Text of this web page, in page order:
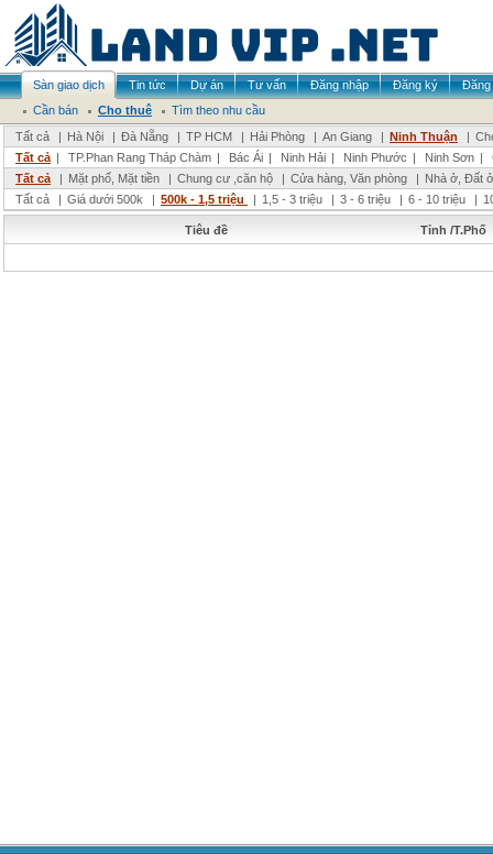
Sàn giao dịch Tin tức Dự án Tư vấn Đăng nhập Đăng ký
Đăng
Cần bán
Cho thuê
Tìm theo nhu cầu
Tất cả
| Hà Nội | Đà Nẵng | TP HCM | Hải Phòng | An Giang | Ninh Thuận |
Tất cả | TP.Phan Rang Tháp Chàm | Bác Ái | Ninh Hải | Ninh Phước | Ninh Sơn |
Tất cả
| Mặt phố, Mặt tiền | Chung cư ,căn hộ | Cửa hàng, Văn phòng | Nhà ở, Đất ở
Tất cả
| Giá dưới 500k | 500k - 1,5 triệu | 1,5 - 3 triệu | 3 - 6 triệu | 6 - 10 triệu |
Tiêu đề Tỉnh /T.Phố